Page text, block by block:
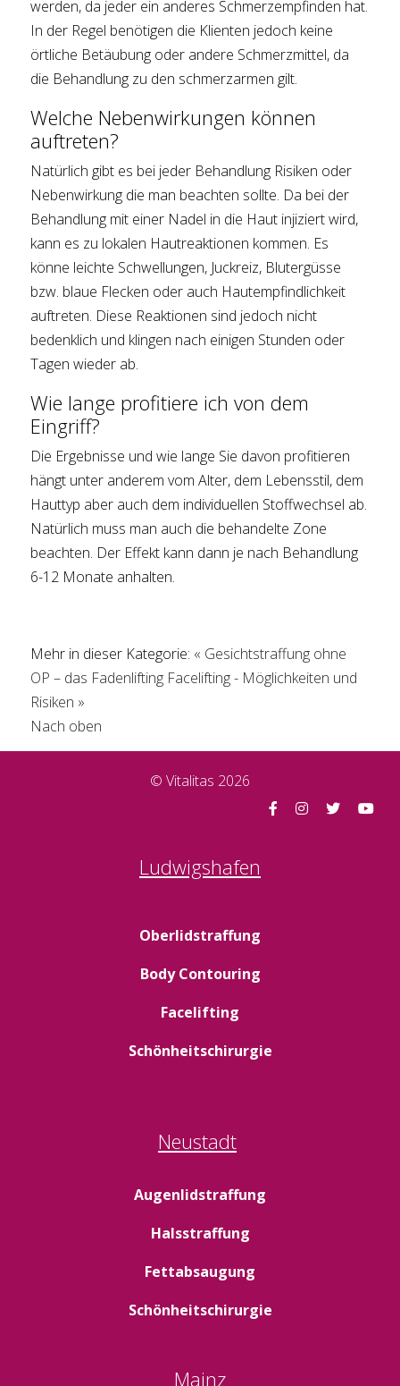
werden, da jeder ein anderes Schmerzempfinden hat.
In der Regel benötigen die Klienten jedoch keine
örtliche Betäubung oder andere Schmerzmittel, da
die Behandlung zu den schmerzarmen gilt.
Welche Nebenwirkungen können
auftreten?
Natürlich gibt es bei jeder Behandlung Risiken oder
Nebenwirkung die man beachten sollte. Da bei der
Behandlung mit einer Nadel in die Haut injiziert wird,
kann es zu lokalen Hautreaktionen kommen. Es
könne leichte Schwellungen, Juckreiz, Blutergüsse
bzw. blaue Flecken oder auch Hautempfindlichkeit
auftreten. Diese Reaktionen sind jedoch nicht
bedenklich und klingen nach einigen Stunden oder
Tagen wieder ab.
Wie lange profitiere ich von dem
Eingriff?
Die Ergebnisse und wie lange Sie davon profitieren
hängt unter anderem vom Alter, dem Lebensstil, dem
Hauttyp aber auch dem individuellen Stoffwechsel ab.
Natürlich muss man auch die behandelte Zone
beachten. Der Effekt kann dann je nach Behandlung
6-12 Monate anhalten.
Mehr in dieser Kategorie: « Gesichtstraffung ohne
OP – das Fadenlifting Facelifting - Möglichkeiten und
Risiken »
Nach oben
© Vitalitas 2026
Ludwigshafen
Oberlidstraffung
Body Contouring
Facelifting
Schönheitschirurgie
Neustadt
Augenlidstraffung
Halsstraffung
Fettabsaugung
Schönheitschirurgie
Mainz